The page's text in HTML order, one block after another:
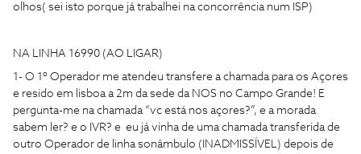
olhos( sei isto porque já trabalhei na concorrência num ISP)
NA LINHA 16990 (AO LIGAR)
1- O 1º Operador me atendeu transfere a chamada para os Açores
e resido em lisboa a 2m da sede da NOS no Campo Grande! E
pergunta-me na chamada “vc está nos açores?”, e a morada
sabem ler? e o IVR? e eu já vinha de uma chamada transferida de
outro Operador de linha sonâmbulo (INADMISSÍVEL) depois de